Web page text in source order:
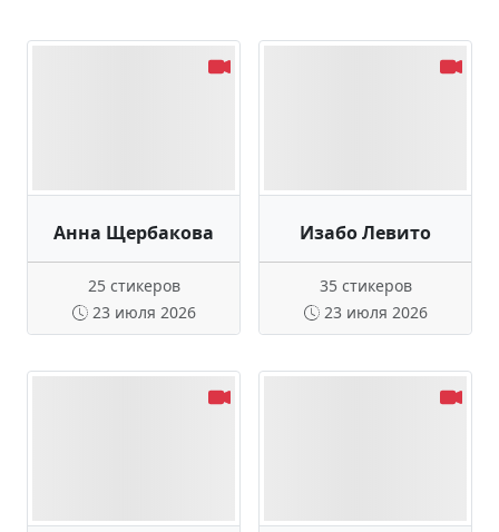
Анна Щербакова
25 стикеров
23 июля 2026
Изабо Левито
35 стикеров
23 июля 2026